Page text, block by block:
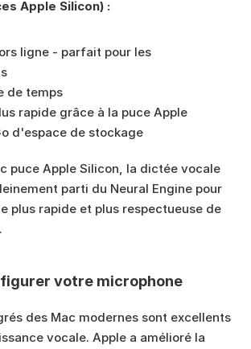
Apple Silicon) :
ligne - parfait pour les
de temps
rapide grâce à la puce Apple
d'espace de stockage
puce Apple Silicon, la dictée vocale
parti du Neural Engine pour
plus rapide et plus respectueuse de
votre microphone
des Mac modernes sont excellents
vocale. Apple a amélioré la